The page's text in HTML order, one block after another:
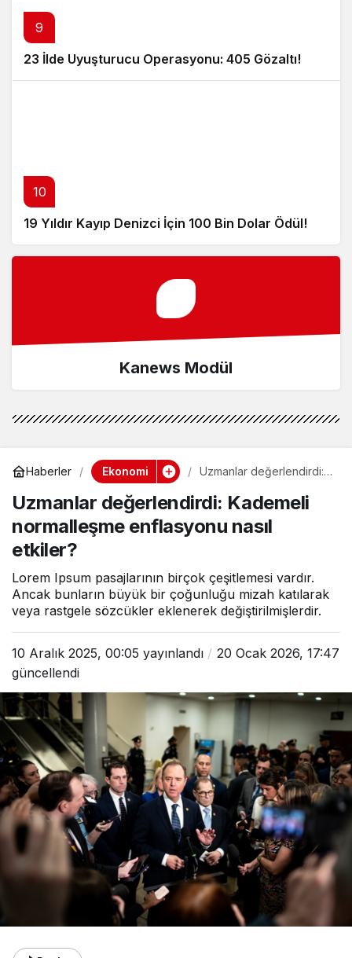
9
23 İlde Uyuşturucu Operasyonu: 405 Gözaltı!
10
19 Yıldır Kayıp Denizci İçin 100 Bin Dolar Ödül!
Kanews Modül
Haberler Ekonomi
Uzmanlar değerlendirdi:
enflasyonu nasıl etkiler?
Uzmanlar değerlendirdi: Kademeli
normalleşme enflasyonu nasıl
etkiler?
Lorem Ipsum pasajlarının birçok çeşitlemesi vardır.
Ancak bunların büyük bir çoğunluğu mizah katılarak
veya rastgele sözcükler eklenerek değiştirilmişlerdir.
10 Aralık 2025, 00:05 yayınlandı
20 Ocak 2026, 17:47
güncellendi